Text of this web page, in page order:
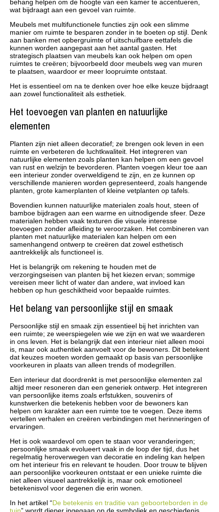
behang helpen om de hoogte van een kamer te accentueren,
wat bijdraagt aan een gevoel van ruimte.
Meubels met multifunctionele functies zijn ook een slimme
manier om ruimte te besparen zonder in te boeten op stijl. Denk
aan banken met opbergruimte of uitschuifbare eettafels die
kunnen worden aangepast aan het aantal gasten. Het
strategisch plaatsen van meubels kan ook helpen om open
ruimtes te creëren; bijvoorbeeld door meubels weg van muren
te plaatsen, waardoor er meer loopruimte ontstaat.
Het is essentieel om na te denken over hoe elke keuze bijdraagt
aan zowel functionaliteit als esthetiek.
Het toevoegen van planten en natuurlijke
elementen
Planten zijn niet alleen decoratief; ze brengen ook leven in een
ruimte en verbeteren de luchtkwaliteit. Het integreren van
natuurlijke elementen zoals planten kan helpen om een gevoel
van rust en welzijn te bevorderen. Planten voegen kleur toe aan
een interieur zonder overweldigend te zijn, en ze kunnen op
verschillende manieren worden gepresenteerd, zoals hangende
planten, grote kamerplanten of kleine vetplanten op tafels.
Bovendien kunnen natuurlijke materialen zoals hout, steen of
bamboe bijdragen aan een warme en uitnodigende sfeer. Deze
materialen hebben vaak texturen die visuele interesse
toevoegen zonder afleiding te veroorzaken. Het combineren van
planten met natuurlijke materialen kan helpen om een
samenhangend ontwerp te creëren dat zowel esthetisch
aantrekkelijk als functioneel is.
Het is belangrijk om rekening te houden met de
verzorgingseisen van planten bij het kiezen ervan; sommige
vereisen meer licht of water dan andere, wat invloed kan
hebben op hun geschiktheid voor bepaalde ruimtes.
Het belang van persoonlijke stijl en smaak
Persoonlijke stijl en smaak zijn essentieel bij het inrichten van
een ruimte; ze weerspiegelen wie we zijn en wat we waarderen
in ons leven. Het is belangrijk dat een interieur niet alleen mooi
is, maar ook authentiek aanvoelt voor de bewoners. Dit betekent
dat keuzes moeten worden gemaakt op basis van persoonlijke
voorkeuren in plaats van alleen trends of modegrillen.
Een interieur dat doordrenkt is met persoonlijke elementen zal
altijd meer resoneren dan een generiek ontwerp. Het integreren
van persoonlijke items zoals erfstukken, souvenirs of
kunstwerken die betekenis hebben voor de bewoners kan
helpen om karakter aan een ruimte toe te voegen. Deze items
vertellen verhalen en creëren verbindingen met herinneringen of
ervaringen.
Het is ook waardevol om open te staan voor veranderingen;
persoonlijke smaak evolueert vaak in de loop der tijd, dus het
regelmatig heroverwegen van decoratie en indeling kan helpen
om het interieur fris en relevant te houden. Door trouw te blijven
aan persoonlijke voorkeuren ontstaat er een unieke ruimte die
niet alleen visueel aantrekkelijk is, maar ook emotioneel
betekenisvol voor degenen die erin wonen.
In het artikel “De betekenis en traditie van geboorteborden in de
tuin” wordt dieper ingegaan op de symboliek en geschiedenis